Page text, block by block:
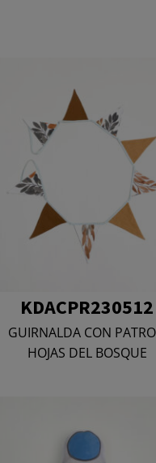
KDACPR230512
GUIRNALDA CON
HOJAS DEL BOSQUE